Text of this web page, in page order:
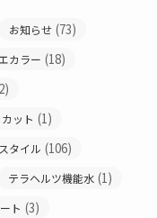
お知らせ (73)
カラー (18)
カット (1)
タイル (106)
テラヘルツ機能水 (1)
ト (3)